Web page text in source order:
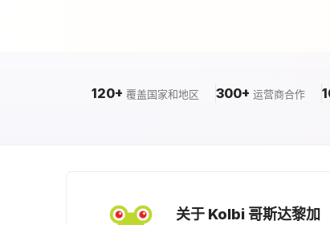
120+ 覆盖国家和地区 300+ 运营商合作
关于 Kolbi 哥斯达黎加